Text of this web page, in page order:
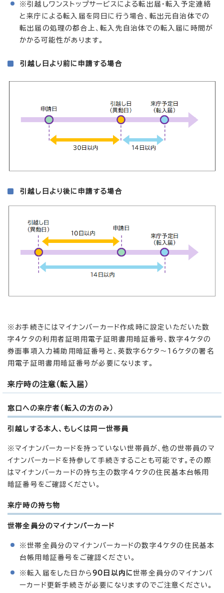
※引越しワンストップサービスによる転出届・転入予定連絡
と来庁による転入届を同日に行う場合、転出元自治体での
転出届の処理の都合上、転入先自治体での転入届に時間が
かかる可能性があります。
引越し日より前に申請する場合
引越し日より後に申請する場合
※お手続きにはマイナンバーカード作成時に設定いただいた数
字4ケタの利用者証明用電子証明書用暗証番号、数字4ケタの
券面事項入力補助用暗証番号と、英数字6ケタ～16ケタの署名
用電子証明書用暗証番号が必要になります。
来庁時の注意（転入届）
窓口への来庁者（転入の方のみ）
引越しする本人、もしくは同一世帯員
※マイナンバーカードを持っていない世帯員が、他の世帯員のマ
イナンバーカードを持参して手続きすることも可能です。その際
はマイナンバーカードの持ち主の数字4ケタの住民基本台帳用
暗証番号をご確認ください。
来庁時の持ち物
世帯全員分のマイナンバーカード
※世帯全員分のマイナンバーカードの数字4ケタの住民基本
台帳用暗証番号をご確認ください。
※転入届をした日から 90日以内に世帯全員分のマイナンバ
ーカード更新手続きが必要になりますのでご注意ください。